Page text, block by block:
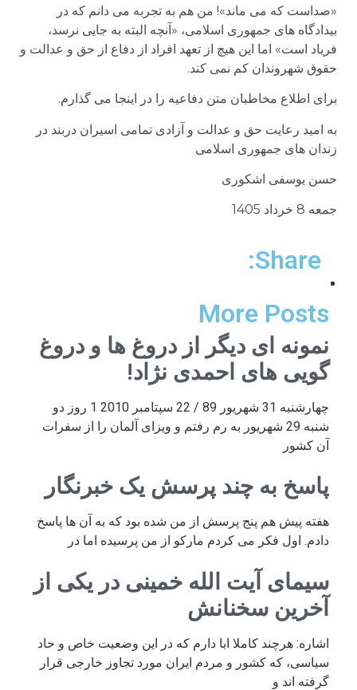
«صداست که می ماند»! من هم به تجربه می دانم که در
بیدادگاه های جمهوری اسلامی، «آنچه البته به جایی نرسد،
فریاد است» اما این هیچ از تعهد افراد از دفاع از حق و عدالت و
حقوق شهروندان کم نمی کند.
برای اطلاع مخاطبان متن دفاعیه را در اینجا می گذارم.
به امید رعایت حق و عدالت و آزادی تمامی اسیران دربند در
زندان های جمهوری اسلامی
حسن یوسفی اشکوری
جمعه 8 خرداد 1405
Share:
More Posts
نمونه ای دیگر از دروغ ها و دروغ
گویی های احمدی نژاد!
چهارشنبه 31 شهریور 89 / 22 سپتامبر 2010 1 روز دو
شنبه 29 شهریور به رم رفتم و ویزای آلمان را از سفرات
آن کشور
پاسخ به چند پرسش یک خبرنگار
هفته پیش هم پنج پرسش از من شده بود که به آن ها پاسخ
دادم. اول فکر می کردم مارکو از من پرسیده اما در
سیمای آیت الله خمینی در یکی از
آخرین سخنانش
اشاره: هرچند کاملا ابا دارم که در این وضعیت خاص و حاد
سیاسی، که کشور و مردم ایران مورد تجاوز خارجی قرار
گرفته اند و